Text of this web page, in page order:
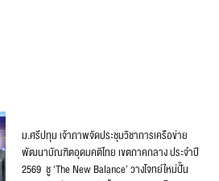
ม.ศรีปทุม เจ้าภาพจัดประชุมวิชาการเครือข่าย
พัฒนาบัณฑิตอุดมคติไทย เขตภาคกลาง ประจำปี
2569 ชู ‘The New Balance’ วางโจทย์ใหม่ปั้น